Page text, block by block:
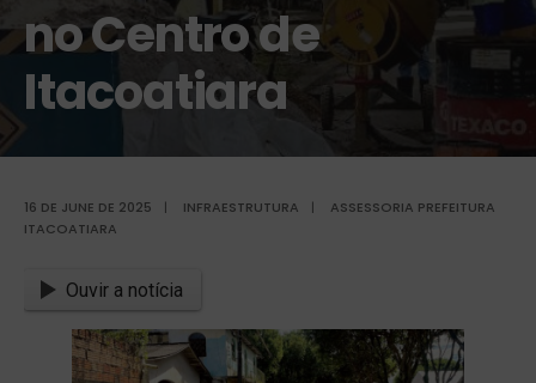
no Centro de
Itacoatiara
16 DE JUNE DE 2025 | INFRAESTRUTURA |
ASSESSORIA PREFEITURA
ITACOATIARA
Ouvir a notícia